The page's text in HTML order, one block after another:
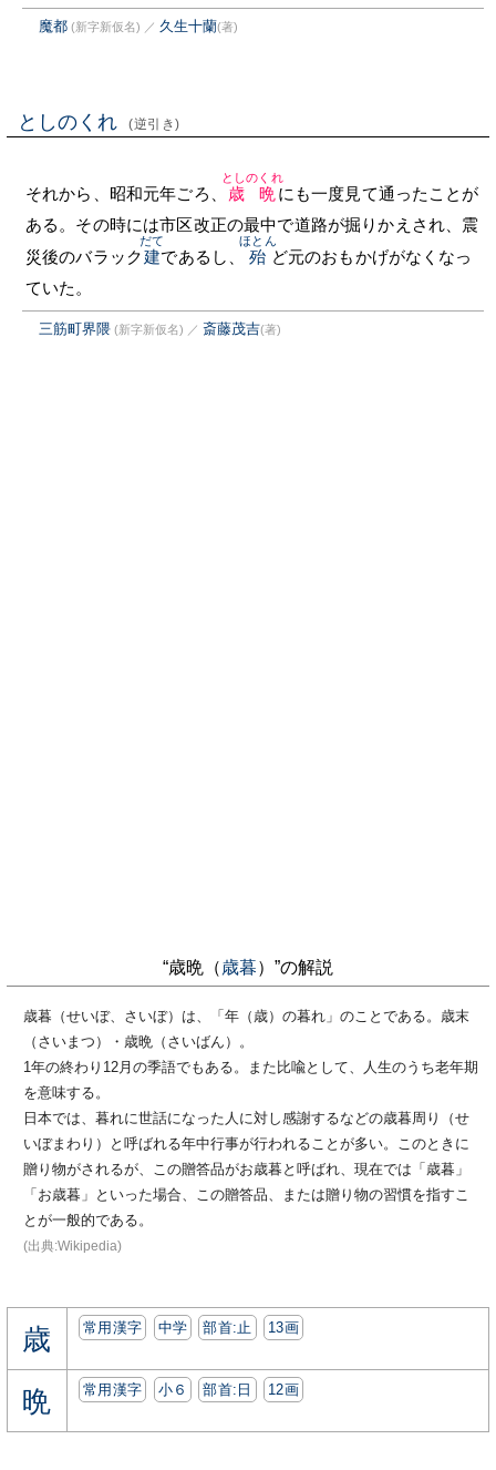
魔都 (新字新仮名) ／ 久生十蘭(著)
としのくれ (逆引き)
それから、昭和元年ごろ、 歳晩
としのくれ
にも一度見て通ったことが
ある。その時には市区改正の最中で道路が掘りかえされ、震
災後のバラック建
だて
であるし、 殆
ほとん
ど元のおもかげがなくなっ
ていた。
三筋町界隈 (新字新仮名) ／ 斎藤茂吉(著)
“歳晩（歳暮）”の解説
歳暮（せいぼ、さいぼ）は、「年（歳）の暮れ」のことである。歳末
（さいまつ）・歳晩（さいばん）。
1年の終わり12月の季語でもある。また比喩として、人生のうち老年期
を意味する。
日本では、暮れに世話になった人に対し感謝するなどの歳暮周り（せ
いぼまわり）と呼ばれる年中行事が行われることが多い。このときに
贈り物がされるが、この贈答品がお歳暮と呼ばれ、現在では「歳暮」
「お歳暮」といった場合、この贈答品、または贈り物の習慣を指すこ
とが一般的である。
(出典:Wikipedia)
歳 常用漢字 中学 部首:⽌ 13画
晩 常用漢字 小６ 部首:⽇ 12画